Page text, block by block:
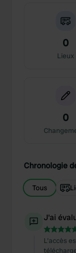
0
Lieux
0
Chronologie
Tous
J'ai
L'accès